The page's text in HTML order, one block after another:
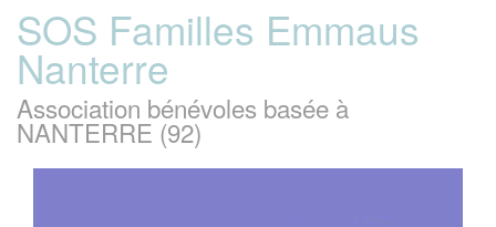
SOS Familles Emmaus
Nanterre
Association bénévoles basée à
NANTERRE (92)